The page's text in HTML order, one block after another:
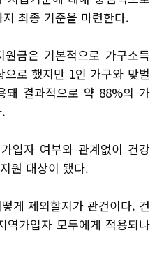
최종 기준을 마련한다.
금은 기본적으로 가구소득
로 했지만 1인 가구와 맞벌
돼 결과적으로 약 88%의 가
입자 여부와 관계없이 건강
원 대상이 됐다.
게 제외할지가 관건이다. 건
역가입자 모두에게 적용되나